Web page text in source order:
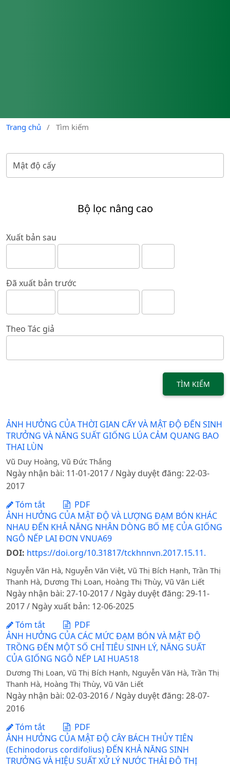
Trang chủ / Tìm kiếm
Bộ lọc nâng cao
Xuất bản sau
Đã xuất bản trước
Theo Tác giả
TÌM KIẾM
ẢNH HƯỞNG CỦA THỜI GIAN CẤY VÀ MẬT ĐỘ ĐẾN SINH
TRƯỞNG VÀ NĂNG SUẤT GIỐNG LÚA CẢM QUANG BAO
THAI LÙN
Vũ Duy Hoàng, Vũ Đức Thắng
Ngày nhận bài: 11-01-2017 / Ngày duyệt đăng: 22-03-
2017
Tóm tắt
PDF
ẢNH HƯỞNG CỦA MẬT ĐỘ VÀ LƯỢNG ĐẠM BÓN KHÁC
NHAU ĐẾN KHẢ NĂNG NHÂN DÒNG BỐ MẸ CỦA GIỐNG
NGÔ NẾP LAI ĐƠN VNUA69
DOI: https://doi.org/10.31817/tckhnnvn.2017.15.11.
Nguyễn Văn Hà, Nguyễn Văn Việt, Vũ Thị Bích Hạnh, Trần Thị
Thanh Hà, Dương Thị Loan, Hoàng Thị Thùy, Vũ Văn Liết
Ngày nhận bài: 27-10-2017 / Ngày duyệt đăng: 29-11-
2017 / Ngày xuất bản: 12-06-2025
Tóm tắt
PDF
ẢNH HƯỞNG CỦA CÁC MỨC ĐẠM BÓN VÀ MẬT ĐỘ
TRỒNG ĐẾN MỘT SỐ CHỈ TIÊU SINH LÝ, NĂNG SUẤT
CỦA GIỐNG NGÔ NẾP LAI HUA518
Dương Thị Loan, Vũ Thị Bích Hạnh, Nguyễn Văn Hà, Trần Thị
Thanh Hà, Hoàng Thị Thùy, Vũ Văn Liết
Ngày nhận bài: 02-03-2016 / Ngày duyệt đăng: 28-07-
2016
Tóm tắt
PDF
ẢNH HƯỞNG CỦA MẬT ĐỘ CÂY BÁCH THỦY TIÊN
(Echinodorus cordifolius) ĐẾN KHẢ NĂNG SINH
TRƯỞNG VÀ HIỆU SUẤT XỬ LÝ NƯỚC THẢI ĐÔ THỊ